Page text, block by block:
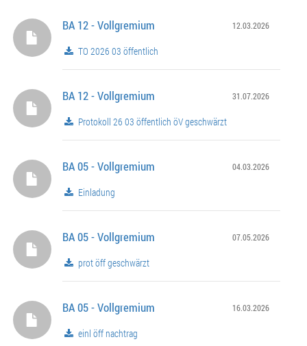
12.03.2026
BA 12 - Vollgremium
TO 2026 03 öffentlich
31.07.2026
BA 12 - Vollgremium
Protokoll 26 03 öffentlich öV geschwärzt
04.03.2026
BA 05 - Vollgremium
Einladung
07.05.2026
BA 05 - Vollgremium
prot öff geschwärzt
16.03.2026
BA 05 - Vollgremium
einl öff nachtrag